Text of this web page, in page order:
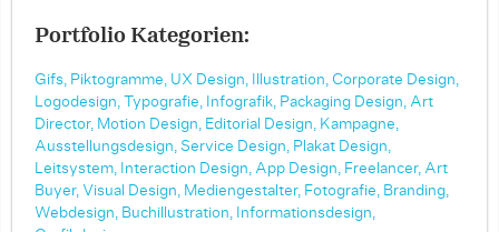
Portfolio Kategorien:
Gifs, Piktogramme, UX Design, Illustration, Corporate Design,
Logodesign,
Typografie, Infografik, Packaging Design, Art
Director, Motion Design, Editorial Design, Kampagne,
Ausstellungsdesign, Service Design, Plakat Design,
Leitsystem, Interaction Design, App Design, Freelancer, Art
Buyer, Visual Design, Mediengestalter, Fotografie, Branding,
Webdesign, Buchillustration, Informationsdesign,